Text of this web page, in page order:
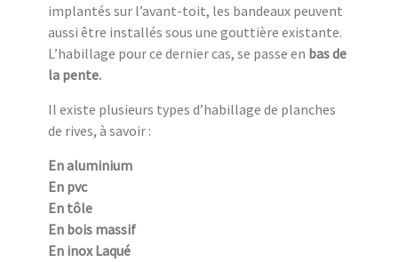
implantés sur l’avant-toit, les bandeaux peuvent
aussi être installés sous une gouttière existante.
L’habillage pour ce dernier cas, se passe en bas de
la pente.
Il existe plusieurs types d’habillage de planches
de rives, à savoir :
En aluminium
En pvc
En tôle
En bois massif
En inox Laqué